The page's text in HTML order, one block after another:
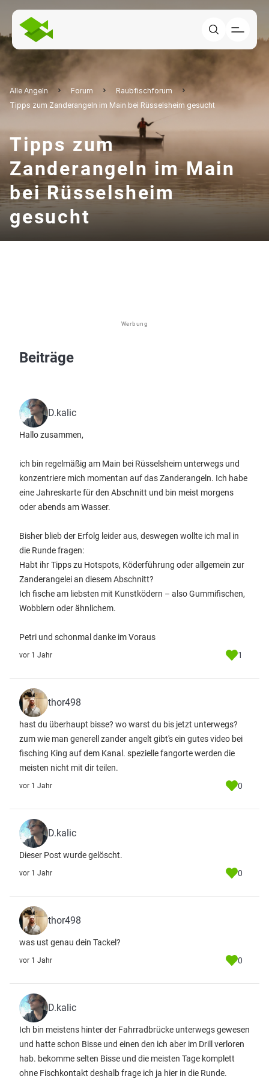
Alle Angeln Forum
Raubfischforum
Tipps zum Zanderangeln im Main bei Rüsselsheim gesucht
Tipps zum
Zanderangeln im Main
bei Rüsselsheim
gesucht
Werbung
Beiträge
D.kalic
Hallo zusammen,
ich bin regelmäßig am Main bei Rüsselsheim unterwegs und
konzentriere mich momentan auf das Zanderangeln. Ich habe
eine Jahreskarte für den Abschnitt und bin meist morgens
oder abends am Wasser.
Bisher blieb der Erfolg leider aus, deswegen wollte ich mal in
die Runde fragen:
Habt ihr Tipps zu Hotspots, Köderführung oder allgemein zur
Zanderangelei an diesem Abschnitt?
Ich fische am liebsten mit Kunstködern – also Gummifischen,
Wobblern oder ähnlichem.
Petri und schonmal danke im Voraus
vor 1 Jahr 1
thor498
hast du überhaupt bisse? wo warst du bis jetzt unterwegs?
zum wie man generell zander angelt gibt's ein gutes video bei
fisching King auf dem Kanal. spezielle fangorte werden die
meisten nicht mit dir teilen.
vor 1 Jahr 0
D.kalic
Dieser Post wurde gelöscht.
vor 1 Jahr 0
thor498
was ust genau dein Tackel?
vor 1 Jahr 0
D.kalic
Ich bin meistens hinter der Fahrradbrücke unterwegs gewesen
und hatte schon Bisse und einen den ich aber im Drill verloren
hab. bekomme selten Bisse und die meisten Tage komplett
ohne Fischkontakt deshalb frage ich ja hier in die Runde.